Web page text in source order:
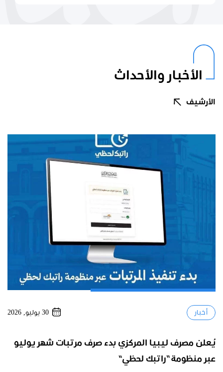
الأخبار والأحداث
الأرشيف
أخبار 30 يوليو, 2026
يُعلن مصرف ليبيا المركزي بدء صرف مرتبات شهر يوليو
عبر منظومة “راتبك لحظي”